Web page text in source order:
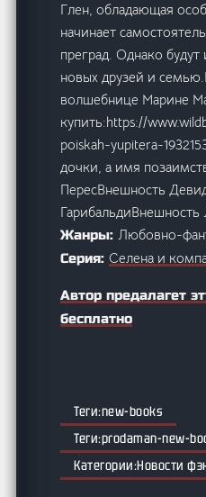
Глен, обладающая
начинает
преград. Однако
новых друзей и
волшебнице Марине
купить:https://
poiskah-yupitera-
дочки, а имя
ПересВнешность
Жанры:Любовно-
Серия:Селена и
Автор предалагет
бесплатно
new-books
prodaman-new-
Новости